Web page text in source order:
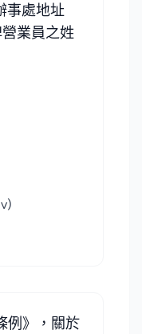
事處地址
業員之姓
例》，關於